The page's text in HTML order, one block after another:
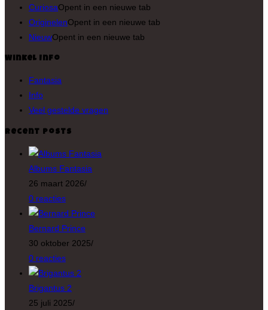
CuriosaOpent in een nieuwe tab
OriginelenOpent in een nieuwe tab
NieuwOpent in een nieuwe tab
Winkel Info
Fantasia
Info
Veel gestelde vragen
Recent Posts
Albums Fantasia
26 maart 2026/
0 reacties
Bernard Prince
30 oktober 2025/
0 reacties
Brigantus 2
25 juli 2025/